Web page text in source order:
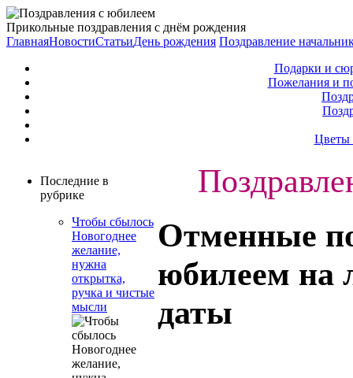
Прикольные поздравления с днём рождения
ГлавнаяНовостиСтатьиДень рождения Поздравление
Подарки и
Пожелания и
Цветы
Последние в
рубрике
Чтобы сбылось
Новогоднее
желание,
нужна
открытка,
ручка и чистые
мысли
Отменные
юбилеем на
даты